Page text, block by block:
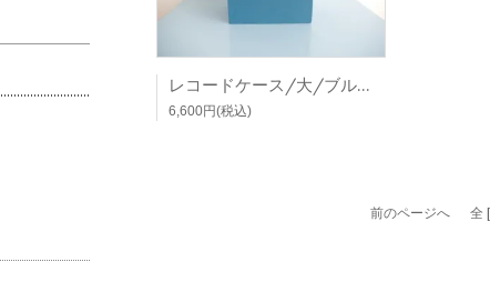
レコードケース/大/ブルー(内側イエロー) 7インチケース バッグ 木製
6,600円(税込)
前のページへ 全